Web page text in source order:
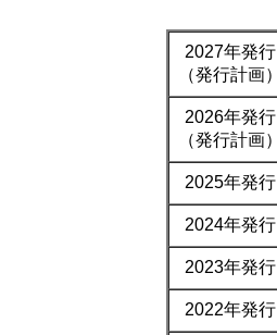
2027年発行
（発行計画）
2026年発行
（発行計画）
2025年発行
2024年発行
2023年発行
2022年発行